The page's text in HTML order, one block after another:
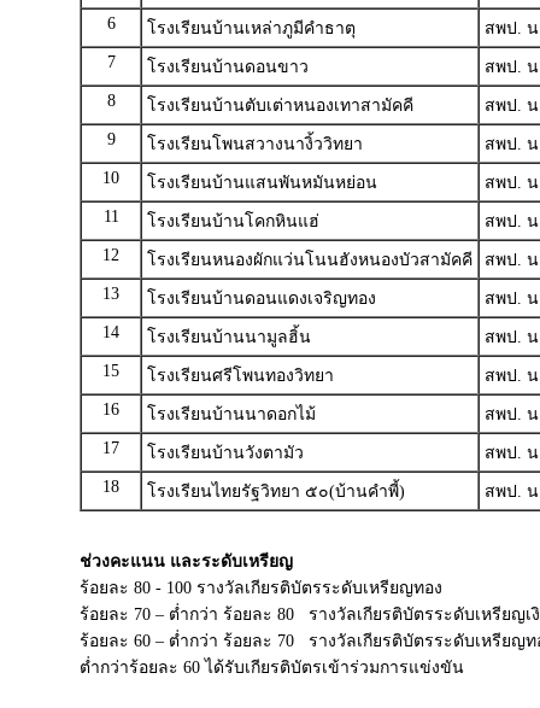
6
โรงเรียนบ้านเหล่าภูมีคำธาตุ
สพป.
7
โรงเรียนบ้านดอนขาว
สพป.
8
โรงเรียนบ้านตับเต่าหนองเทาสามัคคี
สพป.
9
โรงเรียนโพนสวางนางิ้ววิทยา
สพป.
10
โรงเรียนบ้านแสนพันหมันหย่อน
สพป.
11
โรงเรียนบ้านโคกหินแฮ่
สพป.
12
โรงเรียนหนองผักแว่นโนนฮังหนองบัวสามัคคี
สพป.
13
โรงเรียนบ้านดอนแดงเจริญทอง
สพป.
14
โรงเรียนบ้านนามูลฮิ้น
สพป.
15
โรงเรียนศรีโพนทองวิทยา
สพป.
16
โรงเรียนบ้านนาดอกไม้
สพป.
17
โรงเรียนบ้านวังตามัว
สพป.
18
โรงเรียนไทยรัฐวิทยา ๕๐(บ้านคำพี้) สพป.
ช่วงคะแนน และระดับเหรียญ
ร้อยละ 80 - 100 รางวัลเกียรติบัตรระดับเหรียญทอง
ร้อยละ 70 – ต่ำกว่า ร้อยละ 80 รางวัลเกียรติบัตรระดับเหรียญเ
ร้อยละ 60 – ต่ำกว่า ร้อยละ 70 รางวัลเกียรติบัตรระดับเหรียญท
ต่ำกว่าร้อยละ 60 ได้รับเกียรติบัตรเข้าร่วมการแข่งขัน